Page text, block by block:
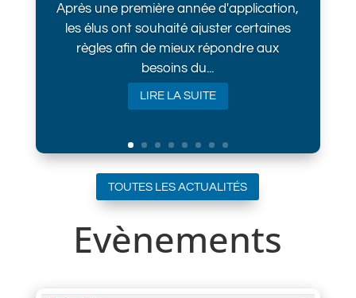
Après une première année d'application,
les élus ont souhaité ajuster certaines
règles afin de mieux répondre aux
besoins du...
LIRE LA SUITE
TOUTES LES ACTUALITÉS
Evènements